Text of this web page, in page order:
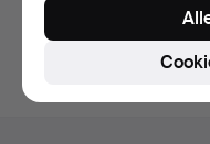
53 USD